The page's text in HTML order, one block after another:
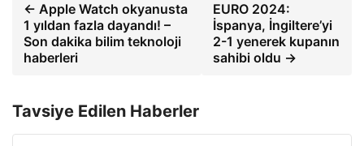
← Apple Watch okyanusta
1 yıldan fazla dayandı! –
Son dakika bilim teknoloji
haberleri
EURO 2024:
İspanya, İngiltere’yi
2-1 yenerek kupanın
sahibi oldu →
Tavsiye Edilen Haberler